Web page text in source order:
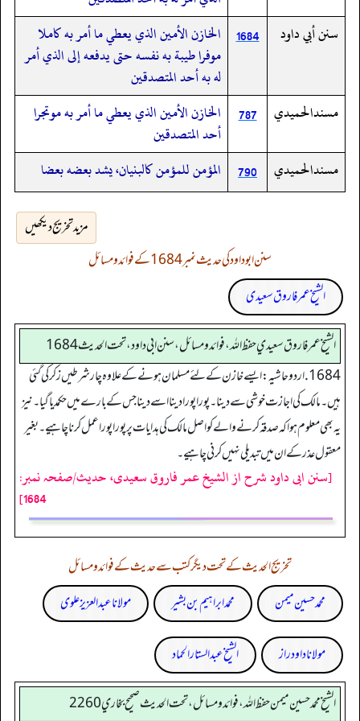
سنن أبي داود
1684
الخازن الأمين الذي يعطي ما أمر به كاملا
موفرا طيبة به نفسه حتى يدفعه إلى الذي أمر
له به أحد المتصدقين
مسندالحميدي
787
الخازن الأمين الذي يعطي ما أمر به موتجرا
أحد المتصدقين
مسندالحميدي
790 المؤمن للمؤمن كالبنيان، يشد بعضه بعضا
مزید تخریج دیکھیں
سنن ابوداود کی حدیث نمبر 1684 کے فوائد و مسائل
الشیخ عمر فاروق سعیدی
الشيخ عمر فاروق سعيدي حفظ الله، فوائد و مسائل، سنن ابي داود ، تحت الحديث 1684
1684. اردو حاشیہ: ایسے خازن کےلئے مسلمان ہونے کے علاوہ چار شرطیں زکر کی گئی
ہیں۔مالک کی اجازت خوشی سے دینا۔پورا پورا دینا اسے دینا جس کے بارے میں حکمدیا گیا۔نیز
یہ بھی معلوم ہواکہ صدقہ کرنے والے کو اصل مالک کی ہدایات پر پورا پورا عمل کرنا چاہیے۔بغیر
معقول عذر کے ان میں تبدیلی نہیں کرنی چاہیے۔
[سنن ابی داود شرح از الشیخ عمر فاروق سعیدی، حدیث/صفحہ نمبر:
1684]
تخریج الحدیث کے تحت دیگر کتب سے حدیث کے فوائد و مسائل
محمد حسین میمن
محمد ابراہیم بن بشیر مولانا عبد العزیز علوی
مولانا داود راز الشیخ عبدالستار الحماد
الشيخ محمد حسين ميمن حفظ الله، فوائد و مسائل، تحت الحديث صحيح بخاري 2260